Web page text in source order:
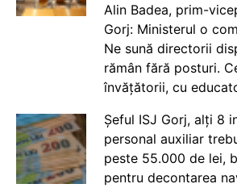
Alin Badea, prim-
Gorj: Ministerul o
Ne sună directorii
rămân fără posturi.
învățătorii, cu
Șeful ISJ Gorj, alți 8
personal auxiliar
peste 55.000 de lei,
pentru decontarea